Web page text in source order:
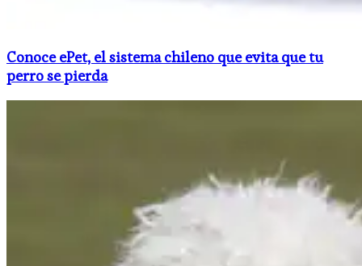
Conoce ePet, el sistema chileno que evita que tu
perro se pierda